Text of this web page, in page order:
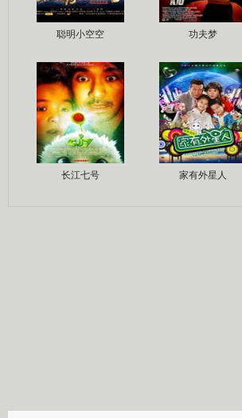
聪明小空空 功夫梦
长江七号 家有外星人